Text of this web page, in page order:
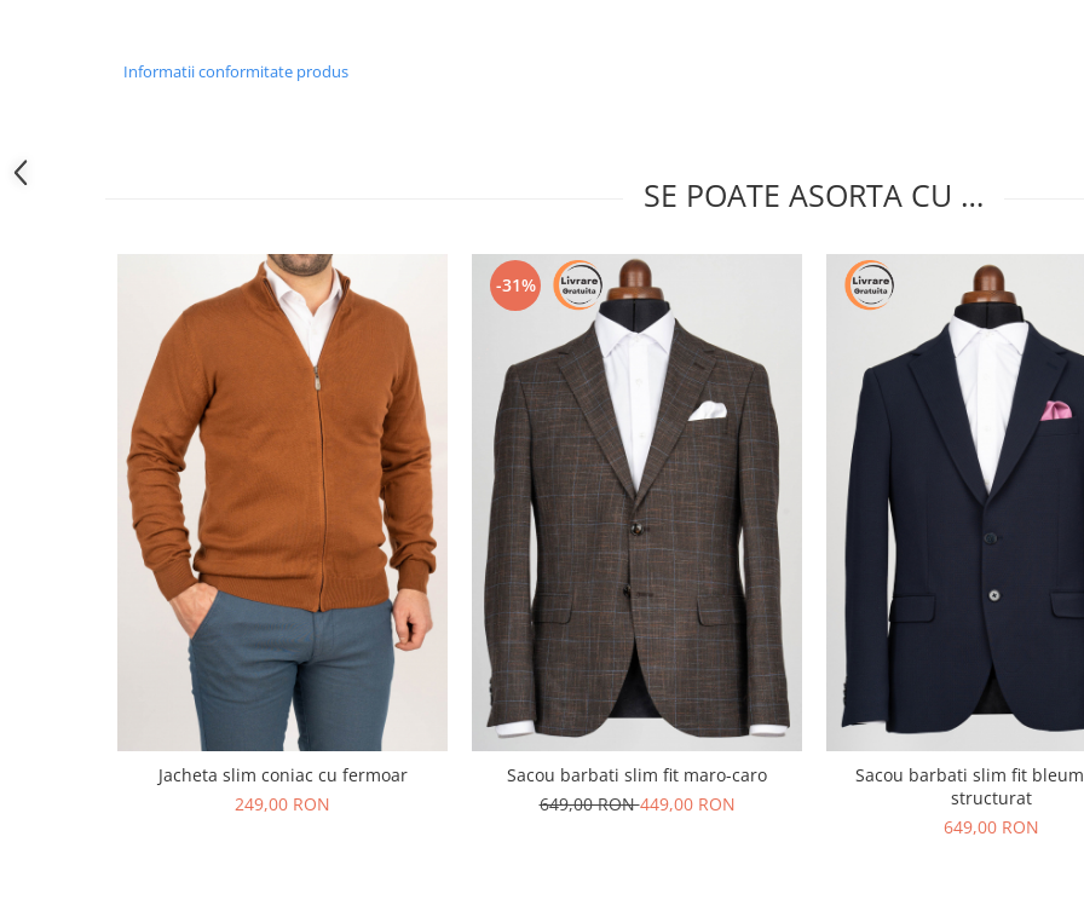
Informatii conformitate produs
SE POATE ASORTA CU …
Jacheta slim coniac cu fermoar
249,00 RON
-31%
Sacou barbati slim fit maro-caro
649,00 RON449,00 RON
Sacou barbati slim fit
structurat
649,00 RON